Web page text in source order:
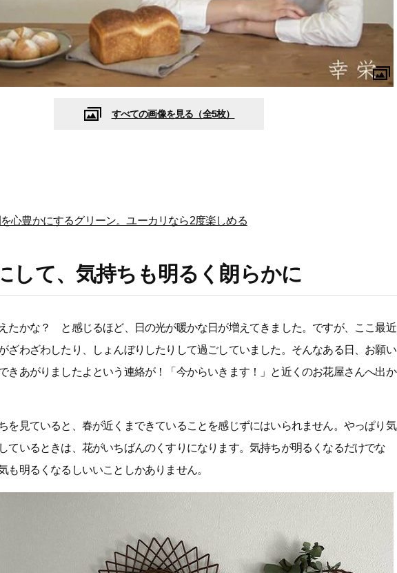
すべての画像を見る（全5枚）
心豊かにするグリーン。ユーカリなら2度楽しめる
して、気持ちも明るく朗らかに
たかな？ と感じるほど、日の光が暖かな日が増えてきました。ですが、ここ最近
ざわざわしたり、しょんぼりしたりして過ごしていました。そんなある日、お願い
きあがりましたよという連絡が！「今からいきます！」と近くのお花屋さんへ出か
を見ていると、春が近くまできていることを感じずにはいられません。やっぱり気
ているときは、花がいちばんのくすりになります。気持ちが明るくなるだけでな
も明るくなるしいいことしかありません。